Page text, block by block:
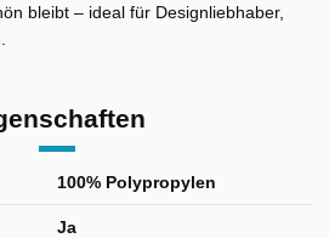
bleibt – ideal für Designliebhaber,
100% Polypropylen
Ja